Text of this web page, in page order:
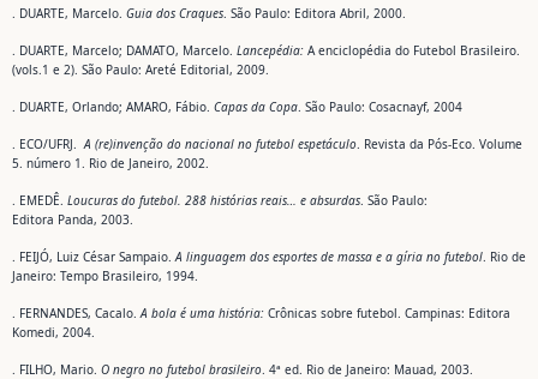
. DUARTE, Marcelo. Guia dos Craques. São Paulo: Editora Abril, 2000.
. DUARTE, Marcelo; DAMATO, Marcelo. Lancepédia: A enciclopédia do Futebol Brasileiro.
(vols.1 e 2). São Paulo: Areté Editorial, 2009.
. DUARTE, Orlando; AMARO, Fábio. Capas da Copa. São Paulo: Cosacnayf, 2004
. ECO/UFRJ.A (re)invenção do nacional no futebol espetáculo. Revista da Pós-Eco. Volume
5. número 1. Rio de Janeiro, 2002.
. EMEDÊ. Loucuras do futebol. 288 histórias reais… e absurdas. São Paulo:
Editora Panda, 2003.
. FEIJÓ, Luiz César Sampaio.A linguagem dos esportes de massa e a gíria no futebol. Rio de
Janeiro: Tempo Brasileiro, 1994.
. FERNANDES, Cacalo.A bola é uma história: Crônicas sobre futebol. Campinas: Editora
Komedi, 2004.
. FILHO, Mario. O negro no futebol brasileiro. 4ª ed. Rio de Janeiro: Mauad, 2003.